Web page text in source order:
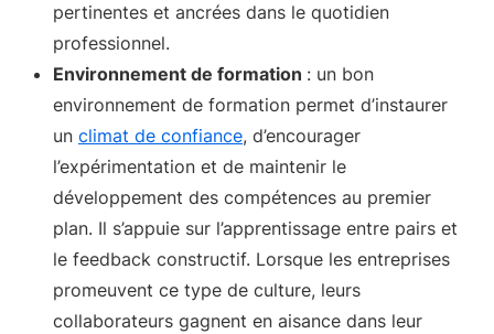
pertinentes et ancrées dans le quotidien
professionnel.
Environnement de formation : un bon
environnement de formation permet d’instaurer
un climat de confiance, d’encourager
l’expérimentation et de maintenir le
développement des compétences au premier
plan. Il s’appuie sur l’apprentissage entre pairs et
le feedback constructif. Lorsque les entreprises
promeuvent ce type de culture, leurs
collaborateurs gagnent en aisance dans leur